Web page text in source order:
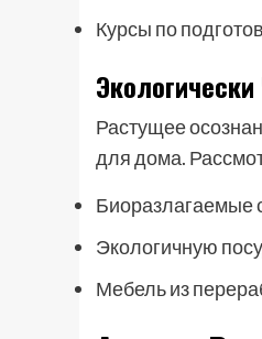
Курсы по
Растущее
для дома.
Биоразлагаемые
Экологичную
Мебель из